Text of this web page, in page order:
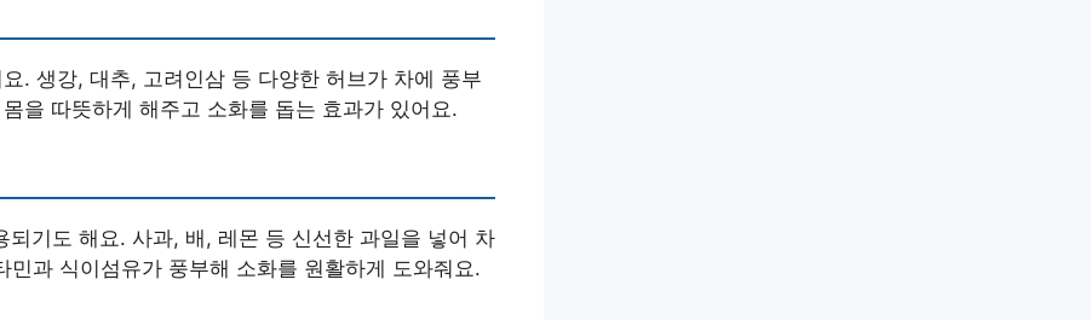
. 생강, 대추, 고려인삼 등 다양한 허브가 차에 풍부
을 따뜻하게 해주고 소화를 돕는 효과가 있어요.
되기도 해요. 사과, 배, 레몬 등 신선한 과일을 넣어 차
과 식이섬유가 풍부해 소화를 원활하게 도와줘요.